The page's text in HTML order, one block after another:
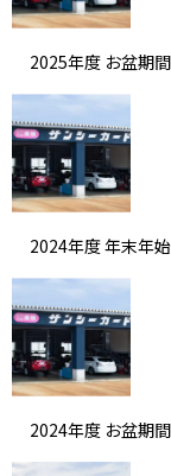
2025年度 お盆期
2024年度 年末年
2024年度 お盆期